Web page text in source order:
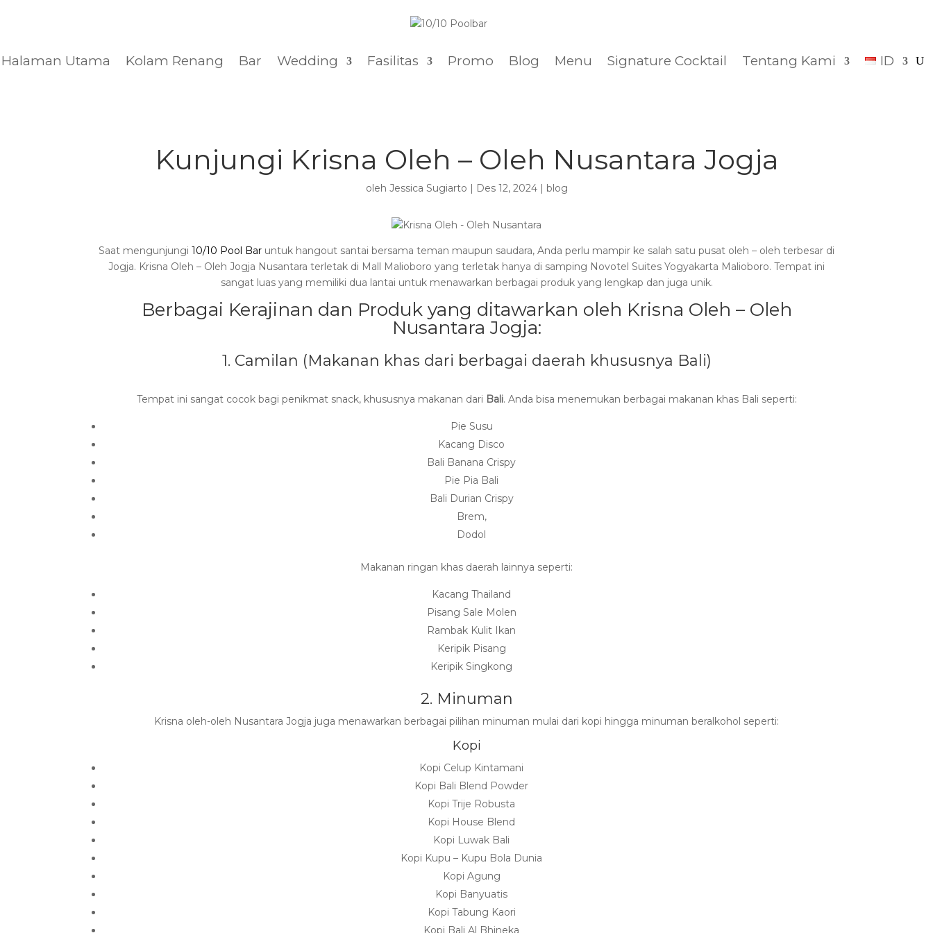
Halaman Utama Kolam Renang Bar Wedding Fasilitas Promo Blog Menu Signature Cocktail Tentang Kami ID
Kunjungi Krisna Oleh – Oleh Nusantara Jogja
oleh Jessica Sugiarto | Des 12, 2024| blog
Saat mengunjungi 10/10 Pool Bar untuk hangout santai bersama teman maupun saudara, Anda perlu mampir ke salah satu pusat oleh – oleh terbesar di
Jogja. Krisna Oleh – Oleh Jogja Nusantara terletak di Mall Malioboro yang terletak hanya di samping Novotel Suites Yogyakarta Malioboro. Tempat ini
sangat luas yang memiliki dua lantai untuk menawarkan berbagai produk yang lengkap dan juga unik.
Berbagai Kerajinan dan Produk yang ditawarkan oleh Krisna Oleh – Oleh
Nusantara Jogja:
1. Camilan (Makanan khas dari berbagai daerah khususnya Bali)
Tempat ini sangat cocok bagi penikmat snack, khususnya makanan dari Bali. Anda bisa menemukan berbagai makanan khas Bali seperti:
Pie Susu
Kacang Disco
Bali Banana Crispy
Pie Pia Bali
Bali Durian Crispy
Brem,
Dodol
Makanan ringan khas daerah lainnya seperti:
Kacang Thailand
Pisang Sale Molen
Rambak Kulit Ikan
Keripik Pisang
Keripik Singkong
2. Minuman
Krisna oleh-oleh Nusantara Jogja juga menawarkan berbagai pilihan minuman mulai dari kopi hingga minuman beralkohol seperti:
Kopi
Kopi Celup Kintamani
Kopi Bali Blend Powder
Kopi Trije Robusta
Kopi House Blend
Kopi Luwak Bali
Kopi Kupu – Kupu Bola Dunia
Kopi Agung
Kopi Banyuatis
Kopi Tabung Kaori
Kopi Bali Al Bhineka